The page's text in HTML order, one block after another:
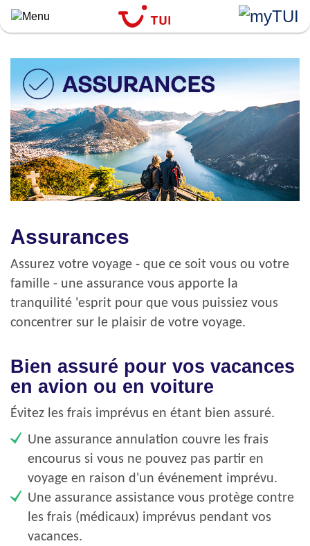
Aller
principal
Assurances
Assurez votre voyage - que ce soit vous ou votre
famille - une assurance vous apporte la
tranquilité 'esprit pour que vous puissiez vous
concentrer sur le plaisir de votre voyage.
Bien assuré pour vos vacances
en avion ou en voiture
Évitez les frais imprévus en étant bien assuré.
Une assurance annulation couvre les frais
encourus si vous ne pouvez pas partir en
voyage en raison d'un événement imprévu.
Une assurance assistance vous protège contre
les frais (médicaux) imprévus pendant vos
vacances.